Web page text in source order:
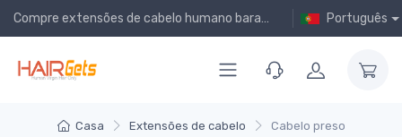
Compre extensões de cabelo humano baratas online! Português
Casa Extensões de cabelo Cabelo preso